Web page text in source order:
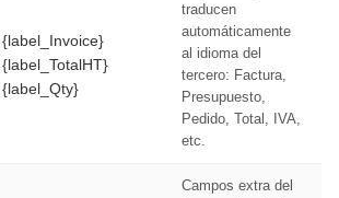
{label_Invoice}
{label_TotalHT}
{label_Qty}
traducen
automáticamente
al idioma del
tercero: Factura,
Presupuesto,
Pedido, Total, IVA,
etc.
Campos extra del